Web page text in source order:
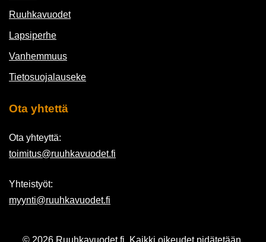
Ruuhkavuodet
Lapsiperhe
Vanhemmuus
Tietosuojalauseke
Ota yhtettä
Ota yhteyttä:
toimitus@ruuhkavuodet.fi
Yhteistyöt:
myynti@ruuhkavuodet.fi
© 2026 Ruuhkavuodet.fi. Kaikki oikeudet pidätetään.